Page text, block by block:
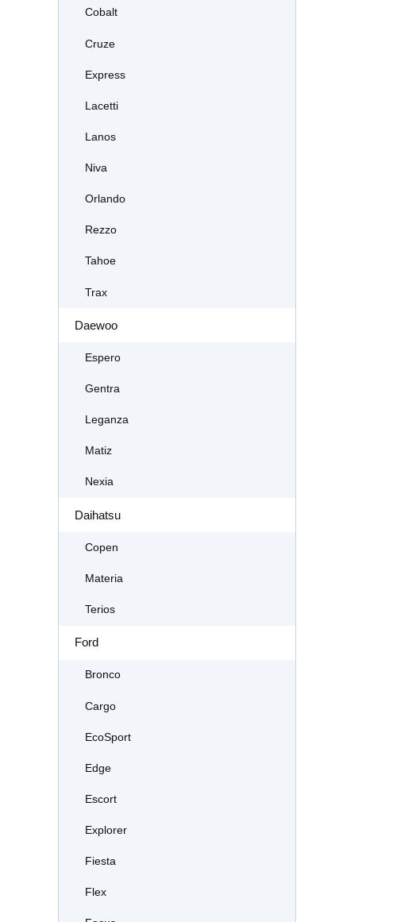
Cobalt
Cruze
Express
Lacetti
Lanos
Niva
Orlando
Rezzo
Tahoe
Trax
Daewoo
Espero
Gentra
Leganza
Matiz
Nexia
Daihatsu
Copen
Materia
Terios
Ford
Bronco
Cargo
EcoSport
Edge
Escort
Explorer
Fiesta
Flex